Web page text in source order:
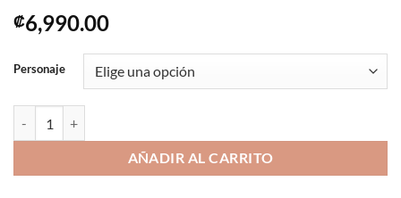
₡6,990.00
Personaje
AÑADIR AL CARRITO